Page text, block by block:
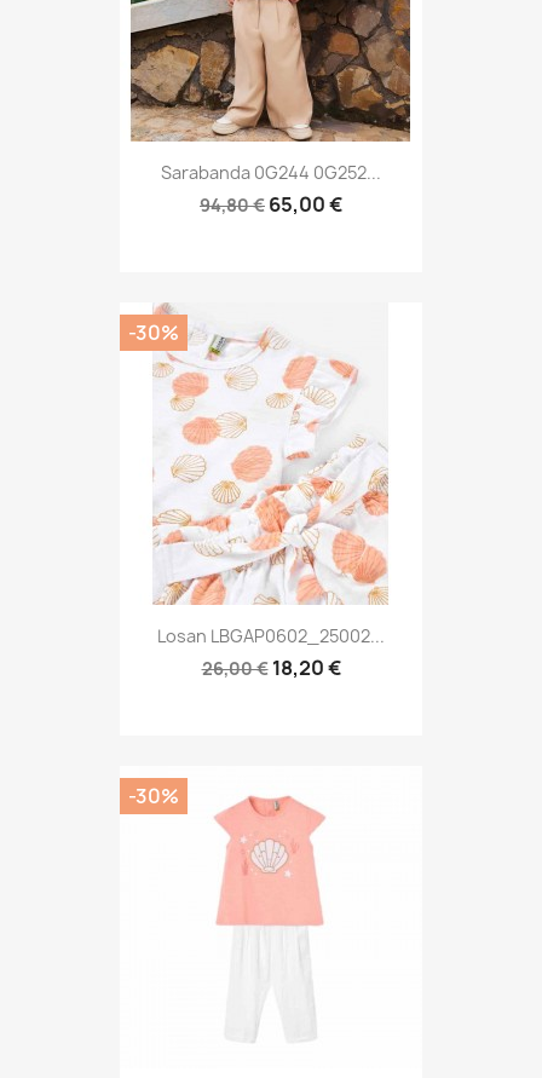
Sarabanda 0G244 0G252...
94,80 € 65,00 €
Losan LBGAP0602_25002...
26,00 € 18,20 €
-30%
-30%